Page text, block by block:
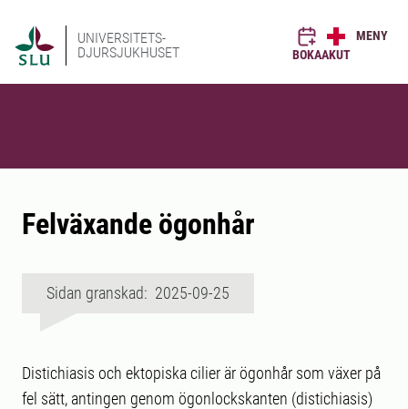
UNIVERSITETS-
DJURSJUKHUSET
BOKAAKUT
MENY
Felväxande ögonhår
Sidan granskad: 2025-09-25
Distichiasis och ektopiska cilier är ögonhår som växer på
fel sätt, antingen genom ögonlockskanten (distichiasis)